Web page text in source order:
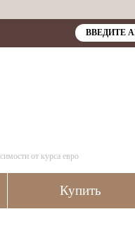
от курса евро